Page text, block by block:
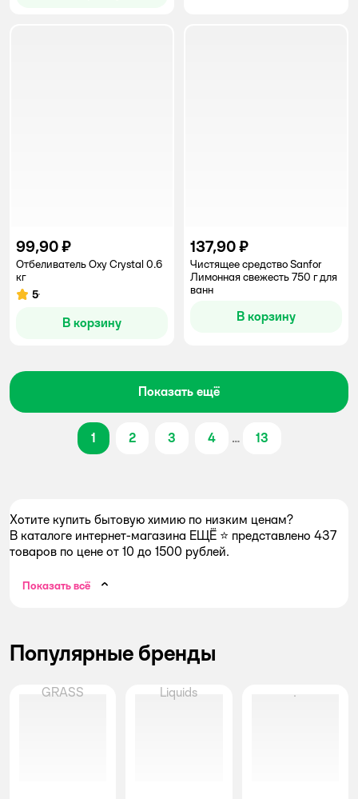
99,90 ₽
Отбеливатель Oxy Crystal 0.6
кг
Рейтинг:
5
В корзину
137,90 ₽
Чистящее средство Sanfor
Лимонная свежесть 750 г для
ванн
В корзину
Показать ещё
1 2 3 4 ... 13
Хотите купить бытовую химию по низким ценам?
В каталоге интернет-магазина ЕЩЁ ⭐ представлено 437
товаров по цене от 10 до 1500 рублей.
Показать всё
Популярные бренды
GRASS Liquids .